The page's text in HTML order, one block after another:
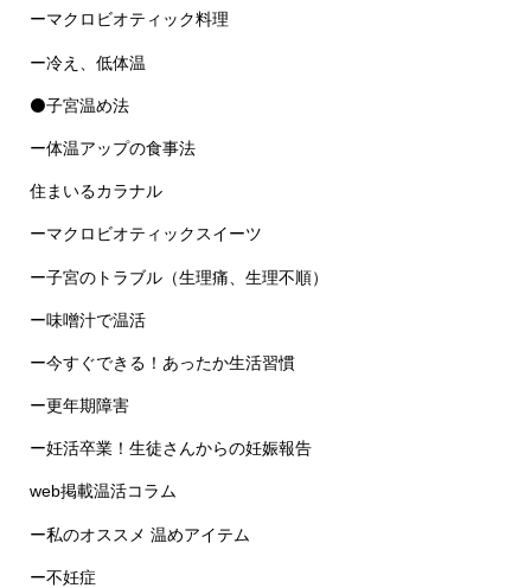
ーマクロビオティック料理
ー冷え、低体温
⚫子宮温め法
ー体温アップの食事法
住まいるカラナル
ーマクロビオティックスイーツ
ー子宮のトラブル（生理痛、生理不順）
ー味噌汁で温活
ー今すぐできる！あったか生活習慣
ー更年期障害
ー妊活卒業！生徒さんからの妊娠報告
web掲載温活コラム
ー私のオススメ 温めアイテム
ー不妊症